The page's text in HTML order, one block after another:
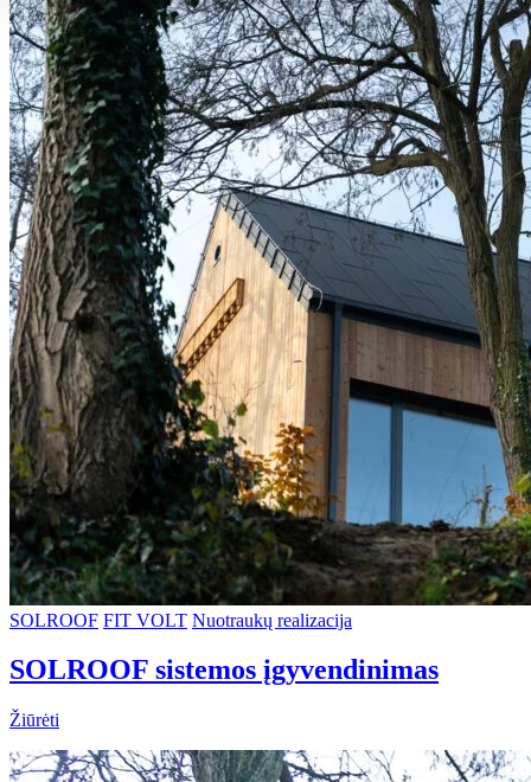
SOLROOF FIT VOLT Nuotraukų realizacija
SOLROOF sistemos įgyvendinimas
Žiūrėti